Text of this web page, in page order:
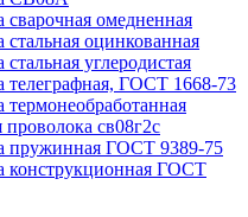
сварочная омедненная
стальная оцинкованная
углеродистая
телеграфная, ГОСТ 1668-73
термонеобработанная
св08г2с
пружинная ГОСТ 9389-75
конструкционная ГОСТ